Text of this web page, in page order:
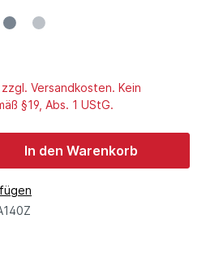
Versandkosten. Kein
§19, Abs. 1 UStG.
In den Warenkorb